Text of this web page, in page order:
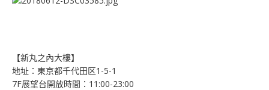
【新丸之內大樓】
地址：東京都千代田区1-5-1
7F展望台開放時間：11:00-23:00